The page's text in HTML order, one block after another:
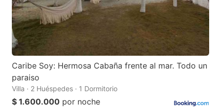
Caribe Soy: Hermosa Cabaña frente al mar. Todo un
paraiso
Villa · 2 Huéspedes · 1 Dormitorio
$ 1.600.000 por noche